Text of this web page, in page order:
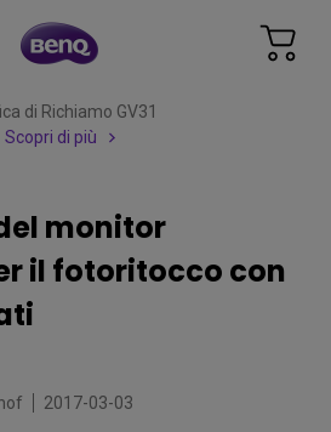
di Richiamo GV31
Scopri di più
monitor
il fotoritocco con
2017-03-03